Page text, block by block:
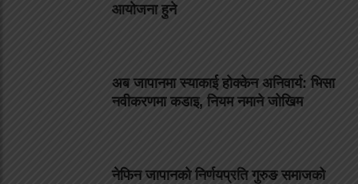
आयोजना हुने
अब जापानमा स्याकाई होक्केन अनिवार्य: भिसा
नवीकरणमा कडाइ, नियम नमाने जोखिम
नेफिन जापानको निर्णयप्रति गुरुङ समाजको